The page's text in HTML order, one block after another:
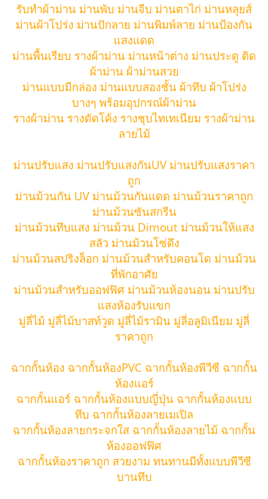
รับทำผ้าม่าน ม่านพับ ม่านจีบ ม่านตาไก่ ม่านหลุยส์
ม่านผ้าโปร่ง ม่านปักลาย ม่านพิมพ์ลาย ม่านป้องกัน
แสงแดด
ม่านพื้นเรียบ รางผ้าม่าน ม่านหน้าต่าง ม่านประตู ติด
ผ้าม่าน ผ้าม่านสวย
ม่านแบบมีกล่อง ม่านแบบสองชั้น ผ้าทึบ ผ้าโปร่ง
บางๆ พร้อมอุปกรณ์ผ้าม่าน
รางผ้าม่าน รางดัดโค้ง รางชุบไทเทเนียม รางผ้าม่าน
ลายไม้
ม่านปรับแสง ม่านปรับแสงกันUV ม่านปรับแสงราคา
ถูก
ม่านม้วนกัน UV ม่านม้วนกันแดด ม่านม้วนราคาถูก
ม่านม้วนซันสกรีน
ม่านม้วนทึบแสง ม่านม้วน Dimout ม่านม้วนให้แสง
สลัว ม่านม้วนโซ่ดึง
ม่านม้วนสปริงล็อก ม่านม้วนสำหรับคอนโด ม่านม้วน
ที่พักอาศัย
ม่านม้วนสำหรับออฟฟิศ ม่านม้วนห้องนอน ม่านปรับ
แสงห้องรับแขก
มู่ลี่ไม้ มู่ลี่ไม้บาสท์วูด มู่ลี่ไม้รามิน มู่ลี่อลูมิเนียม มู่ลี่
ราคาถูก
ฉากกั้นห้อง ฉากกั้นห้องPVC ฉากกั้นห้องพีวีซี ฉากกั้น
ห้องแอร์
ฉากกั้นแอร์ ฉากกั้นห้องแบบญี่ปุ่น ฉากกั้นห้องแบบ
ทึบ ฉากกั้นห้องลายเมเปิล
ฉากกั้นห้องลายกระจกใส ฉากกั้นห้องลายไม้ ฉากกั้น
ห้องออฟฟิศ
ฉากกั้นห้องราคาถูก สวยงาม ทนทานมีทั้งแบบพีวีซี
บานทึบ